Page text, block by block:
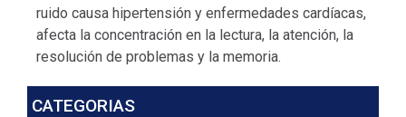
ruido causa hipertensión y enfermedades cardíacas,
afecta la concentración en la lectura, la atención, la
resolución de problemas y la memoria.
CATEGORIAS